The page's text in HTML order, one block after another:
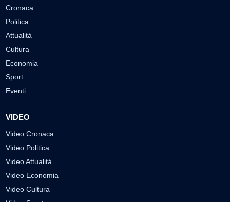
Cronaca
Politica
Attualità
Cultura
Economia
Sport
Eventi
VIDEO
Video Cronaca
Video Politica
Video Attualità
Video Economia
Video Cultura